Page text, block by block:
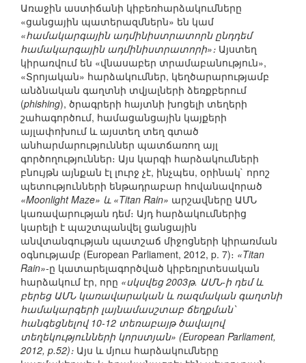
Առաջին աստիճանի կիբեռհարձակումները
«ցանցային պատերազմներն» են կամ
«համակարգային ադմինիստրատորն ընդդեմ
համակարգային ադմինիստրատորի»։ Այստեղ
կիրառվում են «վնասաբեր տրամաբանություն»,
«Տրոյական» հարձակումներ, կեղծարարությամբ
անձնական գաղտնի տվյալների ձեռքբերում
(phishing), ծրագրերի հայտնի խոցելի տեղերի
շահագործում, համացանցային կայքերի
այլափոխում և այստեղ տեղ գտած
անհարմարություններ պատճառող այլ
գործողություններ։ Այս կարգի հարձակումների
բնույթն այնքան էլ լուրջ չէ, ինչպես, օրինակ` որոշ
պետությունների ենթադրաբար հովանավորած
«Moonlight Maze» և «Titan Rain» արշավները ԱՄՆ
կառավարության դեմ։ Այդ հարձակումներից
կարելի է պաշտպանվել ցանցային
անվտանգության պատշաճ միջոցների կիրառման
օգնությամբ (European Parliament, 2012, p. 7)։ «Titan
Rain»-ը կատարելագործված կիբեռլրտեսական
հարձակում էր, որը «սկսվեց 2003թ. ԱՄՆ-ի դեմ և
բերեց ԱՄՆ կառավարական և ռազմական գաղտնի
համակարգերի լայնամասշտաբ ճեղքման՝
հանգեցնելով 10-12 տեռաբայթ ծավալով
տեղեկությունների կորստյան» (European Parliament,
2012, p.52)։ Այս և մյուս հարձակումները